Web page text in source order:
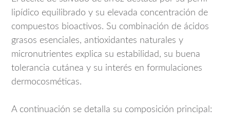
lipídico equilibrado y su elevada concentración de
compuestos bioactivos. Su combinación de ácidos
grasos esenciales, antioxidantes naturales y
micronutrientes explica su estabilidad, su buena
tolerancia cutánea y su interés en formulaciones
dermocosméticas.
A continuación se detalla su composición principal: